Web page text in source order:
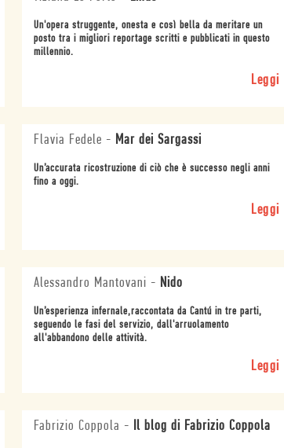
Un'opera struggente, onesta e così bella da meritare un
posto tra i migliori reportage scritti e pubblicati in questo
millennio.
Leggi
Flavia Fedele - Mar dei Sargassi
Un’accurata ricostruzione di ciò che è successo negli anni
fino a oggi.
Leggi
Alessandro Mantovani - Nido
Un’esperienza infernale,raccontata da Cantú in tre parti,
seguendo le fasi del servizio, dall'arruolamento
all'abbandono delle attività.
Leggi
Fabrizio Coppola - Il blog di Fabrizio Coppola